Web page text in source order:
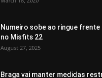
Numeiro sobe ao ringue frente
no Misfits 22
August 27, 2025
Braga vai manter medidas